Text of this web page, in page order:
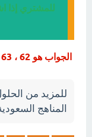
الجواب هو 62 ، 63 ، 64.
للمزيد من
المناهج